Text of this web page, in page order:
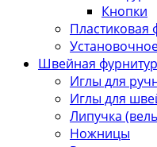
Кнопки
Пластиковая
Швейная
Иглы для
Иглы для
Липучка
Ножницы